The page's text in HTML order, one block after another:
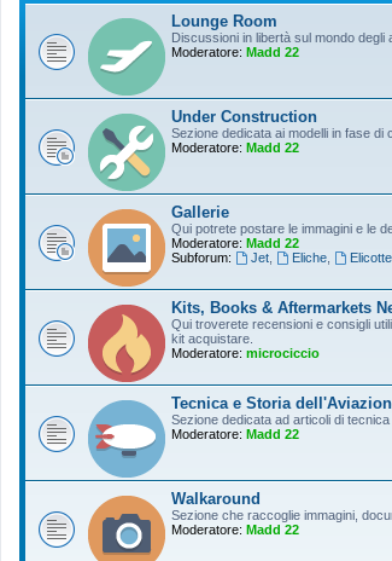
Lounge Room
Discussioni in libertà sul mondo degli
Moderatore: Madd 22
Under Construction
Sezione dedicata ai modelli in fase
Moderatore: Madd 22
Gallerie
Qui potrete postare le immagini e le
Moderatore: Madd 22
Subforum:
Jet, Eliche,
Kits, Books & Aftermarkets
Qui troverete recensioni e consigli
kit acquistare.
Moderatore: microciccio
Tecnica e Storia
Sezione dedicata ad articoli di
Moderatore: Madd 22
Walkaround
Sezione che raccoglie immagini,
Moderatore: Madd 22